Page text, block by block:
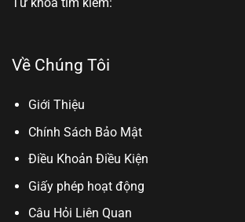
Từ khóa tìm kiếm:
Về Chúng Tôi
Giới Thiệu
Chính Sách Bảo Mật
Điều Khoản Điều Kiện
Giấy phép hoạt động
Câu Hỏi Liên Quan